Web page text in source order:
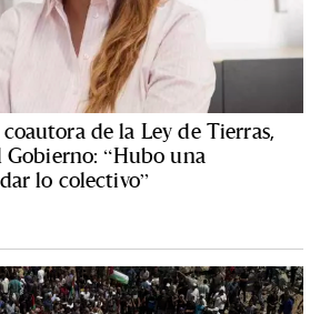
de la Ley de Tierras,
“Hubo una
lo colectivo”